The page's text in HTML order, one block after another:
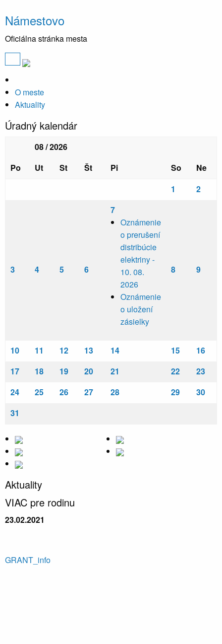
Námestovo
Oficiálna stránka mesta
O meste
Aktuality
Úradný kalendár
08 / 2026
Po
Ut St Št Pi So
Ne
1
2
3 4 5 6
7
Oznámenie
o prerušení
distribúcie
elektriny -
10. 08.
2026
Oznámenie
o uložení
zásielky
8 9
10 11 12 13 14 15
16
17
18 19 20 21 22
23
24
25 26 27 28 29
30
31
Aktuality
VIAC pre rodinu
23.02.2021
GRANT_info